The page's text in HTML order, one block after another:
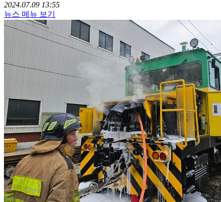
2024.07.09 13:55
뉴스 메뉴 보기